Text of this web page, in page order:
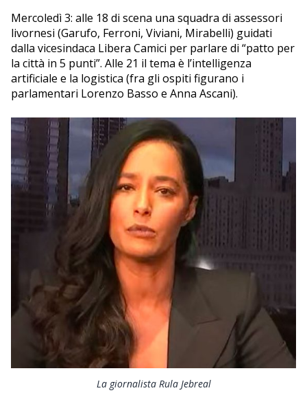
Mercoledì 3: alle 18 di scena una squadra di assessori
livornesi (Garufo, Ferroni, Viviani, Mirabelli) guidati
dalla vicesindaca Libera Camici per parlare di “patto per
la città in 5 punti”. Alle 21 il tema è l’intelligenza
artificiale e la logistica (fra gli ospiti figurano i
parlamentari Lorenzo Basso e Anna Ascani).
La giornalista Rula Jebreal